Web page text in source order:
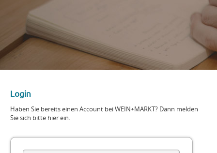
Login
Haben Sie bereits einen Account bei WEIN+MARKT? Dann melden
Sie sich bitte hier ein.